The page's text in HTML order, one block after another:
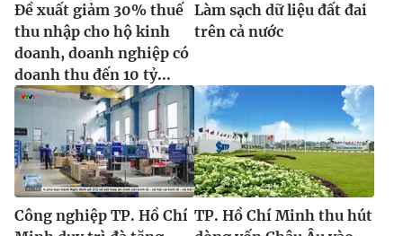
Đề xuất giảm 30% thuế
thu nhập cho hộ kinh
doanh, doanh nghiệp có
doanh thu đến 10 tỷ...
Làm sạch dữ liệu đất đai
trên cả nước
Công nghiệp TP. Hồ Chí TP. Hồ Chí Minh thu hút